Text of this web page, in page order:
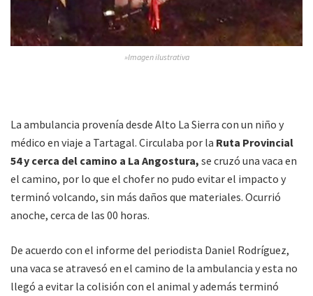
»Imagen ilustrativa
La ambulancia provenía desde Alto La Sierra con un niño y
médico en viaje a Tartagal. Circulaba por la Ruta Provincial
54 y cerca del camino a La Angostura, se cruzó una vaca en
el camino, por lo que el chofer no pudo evitar el impacto y
terminó volcando, sin más daños que materiales. Ocurrió
anoche, cerca de las 00 horas.
De acuerdo con el informe del periodista Daniel Rodríguez,
una vaca se atravesó en el camino de la ambulancia y esta no
llegó a evitar la colisión con el animal y además terminó